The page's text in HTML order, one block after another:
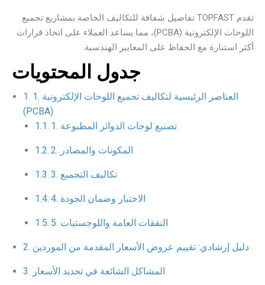
تقدم TOPFAST تفاصيل شفافة للتكاليف الخاصة بمشاريع تجميع
اللوحات الإلكترونية (PCBA)، مما يساعد العملاء على اتخاذ قرارات
أكثر استنارة مع الحفاظ على المعايير الهندسية.
جدول المحتويات
1. العناصر الرئيسية لتكاليف تجميع اللوحات الإلكترونية
(PCBA)
1. تصنيع لوحات الدوائر المطبوعة
2. المكونات والمصادر
3. تكاليف التجميع
4. الاختبار وضمان الجودة
5. النفقات العامة واللوجستيات
دليل إرشادي: تقييم عروض الأسعار المقدمة من الموردين
المشاكل الشائعة في تحديد الأسعار